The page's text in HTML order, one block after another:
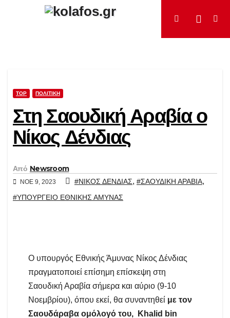
TOP ΠΟΛΙΤΙΚΉ
Στη Σαουδική Αραβία ο
Νίκος Δένδιας
Από Newsroom
ΝΟΈ 9, 2023 #ΝΙΚΟΣ ΔΕΝΔΙΑΣ, #ΣΑΟΥΔΙΚΗ ΑΡΑΒΙΑ,
#ΥΠΟΥΡΓΕΙΟ ΕΘΝΙΚΗΣ ΑΜΥΝΑΣ
Ο υπουργός Εθνικής Άμυνας Νίκος Δένδιας
πραγματοποιεί επίσημη επίσκεψη στη
Σαουδική Αραβία σήμερα και αύριο (9-10
Νοεμβρίου), όπου εκεί, θα συναντηθεί με τον
Σαουδάραβα ομόλογό του,
Khalid bin